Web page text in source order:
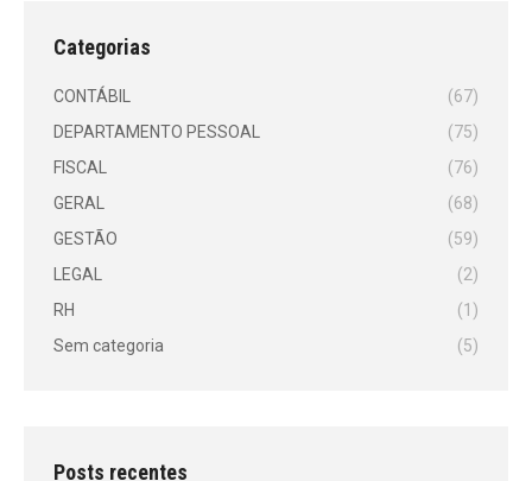
Categorias
CONTÁBIL
(67)
DEPARTAMENTO PESSOAL
(75)
FISCAL
(76)
GERAL
(68)
GESTÃO
(59)
LEGAL
(2)
RH
(1)
Sem categoria
(5)
Posts recentes